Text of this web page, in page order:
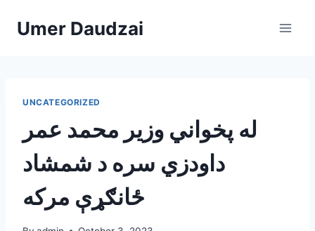
Umer Daudzai
UNCATEGORIZED
له پخواني وزیر محمد عمر
داودزي سره د شمشاد
ځانګړې مرکه